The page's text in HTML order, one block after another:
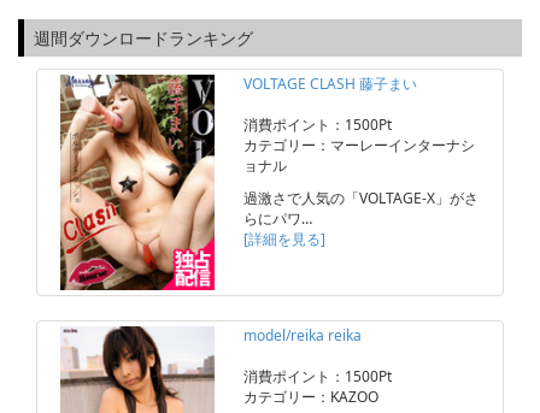
週間ダウンロードランキング
VOLTAGE CLASH 藤子まい
消費ポイント：1500Pt
カテゴリー：マーレーインターナシ
ョナル
過激さで人気の「VOLTAGE-X」がさ
らにパワ…
[詳細を見る]
model/reika reika
消費ポイント：1500Pt
カテゴリー：KAZOO